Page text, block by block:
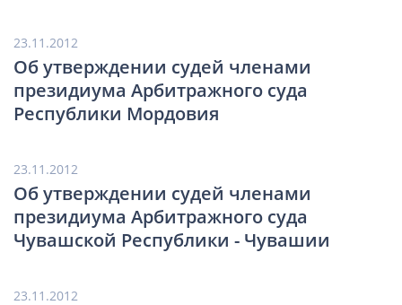
23.11.2012
Об утверждении судей членами
президиума Арбитражного суда
Республики Мордовия
23.11.2012
Об утверждении судей членами
президиума Арбитражного суда
Чувашской Республики - Чувашии
23.11.2012